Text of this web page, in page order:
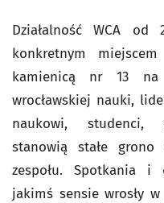
Działalność WCA
konkretnym
kamienicą nr 13 na
wrocławskiej nauki,
naukowi, studenci,
stanowią stałe grono
zespołu. Spotkania i
jakimś sensie wrosły